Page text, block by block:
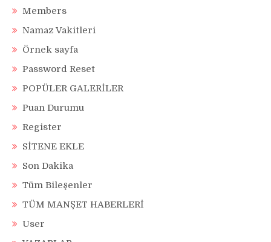
Members
Namaz Vakitleri
Örnek sayfa
Password Reset
POPÜLER GALERİLER
Puan Durumu
Register
SİTENE EKLE
Son Dakika
Tüm Bileşenler
TÜM MANŞET HABERLERİ
User